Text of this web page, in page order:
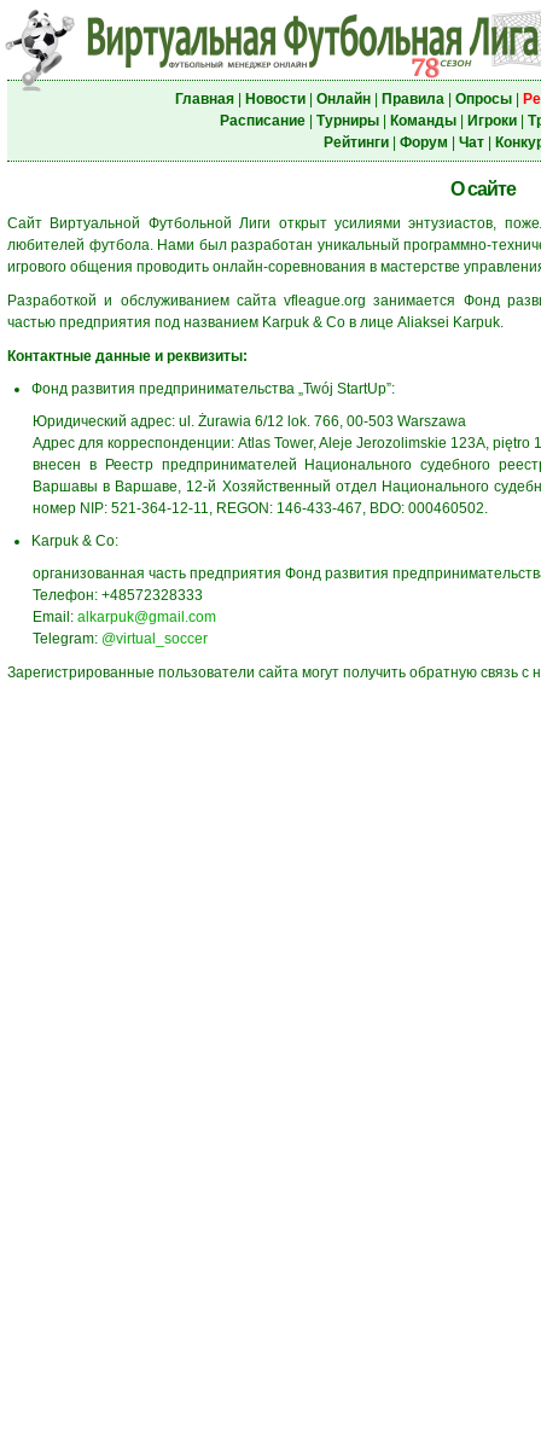
Главная| Новости| Онлайн| Правила| Опросы|
Расписание| Турниры| Команды| Игроки|
Рейтинги| Форум Чат|
О сайте
Сайт Виртуальной Футбольной Лиги открыт усилиями энтузиастов,
любителей футбола. Нами был разработан уникальный программно-
игрового общения проводить онлайн-соревнования в мастерстве
Разработкой и обслуживанием сайта vfleague.org занимается Фонд
частью предприятия под названием Karpuk & Co в лице Aliaksei Karpuk.
Контактные данные и реквизиты:
Фонд развития предпринимательства „Twój StartUp”:
Юридический адрес: ul. Żurawia 6/12 lok. 766, 00-503 Warszawa
Адрес для корреспонденции: Atlas Tower, Aleje Jerozolimskie 123A, piętro
внесен в Реестр предпринимателей Национального судебного
Варшавы в Варшаве, 12-й Хозяйственный отдел Национального
номер NIP: 521-364-12-11, REGON: 146-433-467, BDO: 000460502.
Karpuk & Co:
организованная часть предприятия Фонд развития
Телефон: +48572328333
Email: alkarpuk@gmail.com
Telegram: @virtual_soccer
Зарегистрированные пользователи сайта могут получить обратную связь c